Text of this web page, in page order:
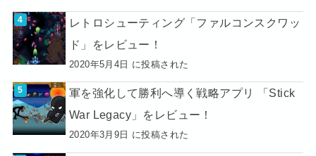
レトロシューティング「ファルコンスクワッ
ド」をレビュー！
2020年5月4日 に投稿された
軍を強化して勝利へ導く戦略アプリ 「Stick
War Legacy」をレビュー！
2020年3月9日 に投稿された